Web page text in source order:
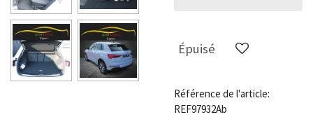
Épuisé
Référence de l'article:
REF97932Ab